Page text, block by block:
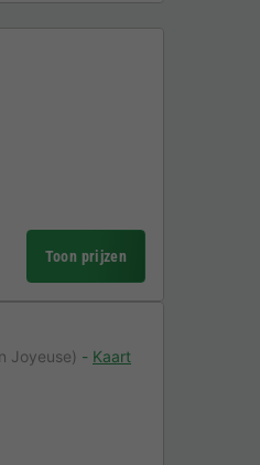
Toon prijzen
Joyeuse)
Kaart